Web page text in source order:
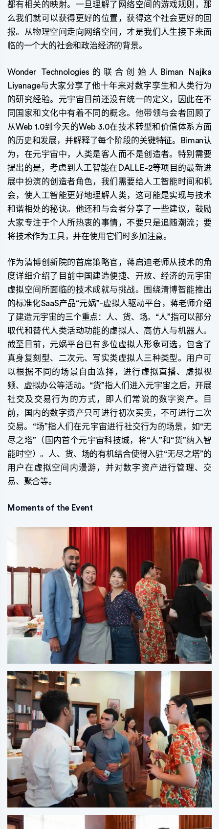
都有相关的映射。一旦理解了网络空间的游戏规则，那
么我们就可以获得更好的位置，获得这个社会更好的回
报。从物理空间走向网络空间，才是我们人生接下来面
临的一个大的社会和政治经济的背景。
Wonder Technologies的联合创始人Biman Najika
Liyanage与大家分享了他十年来对数字孪生和人类行为
的研究经验。元宇宙目前还没有统一的定义，因此在不
同国家和文化中有着不同的概念。他带领与会者回顾了
从Web 1.0到今天的Web 3.0在技术转型和价值体系方面
的历史和发展，并解释了每个阶段的关键特征。Biman认
为，在元宇宙中，人类是客人而不是创造者。特别需要
提出的是，考虑到人工智能在DALLE-2等项目的最新进
展中扮演的创造者角色，我们需要给人工智能时间和机
会，使人工智能更好地理解人类，这可能是实现与技术
和谐相处的秘诀。他还和与会者分享了一些建议，鼓励
大家专注于个人所热衷的事情，不要只是追随潮流；要
将技术作为工具，并在使用它们时多加注意。
作为清博创新院的首席策略官，蒋启迪老师从技术的角
度详细介绍了目前中国建造便捷、开放、经济的元宇宙
虚拟空间所面临的技术成就与挑战。围绕清博智能推出
的标准化SaaS产品“元娲”-虚拟人驱动平台，蒋老师介绍
了建造元宇宙的三个重点：人、货、场。“人”指可以部分
取代和替代人类活动功能的虚拟人、高仿人与机器人。
截至目前，元娲平台已有多位虚拟人形象可选，包含了
真身复刻型、二次元、写实类虚拟人三种类型。用户可
以根据不同的场景自由选择，进行虚拟直播、虚拟视
频、虚拟办公等活动。“货”指人们进入元宇宙之后，开展
社交及交易行为的方式，即人们常说的数字资产。目
前，国内的数字资产只可进行初次买卖，不可进行二次
交易。“场”指人们在元宇宙进行社交行为的场景，如“无
尽之塔”（国内首个元宇宙科技城，将“人”和“货”纳入智
能时空）。人、货、场的有机结合使得入驻“无尽之塔”的
用户在虚拟空间内漫游，并对数字资产进行管理、交
易、聚合等。
Moments of the Event